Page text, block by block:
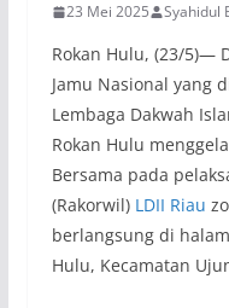
23 Mei 2025 Syahidul
Rokan Hulu, (23/5)—
Jamu Nasional yang
Lembaga Dakwah
Rokan Hulu
Bersama pada
(Rakorwil) LDII Riau
berlangsung di
Hulu, Kecamatan